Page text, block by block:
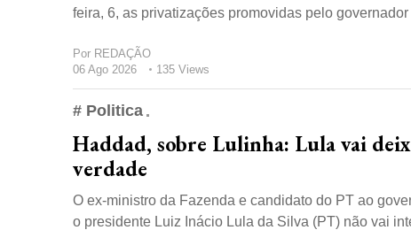
feira, 6, as privatizações promovidas pelo
Por REDAÇÃO
06 Ago 2026
135 Views
# Politica
Haddad, sobre Lulinha: Lula vai
verdade
O ex-ministro da Fazenda e candidato do PT ao
o presidente Luiz Inácio Lula da Silva (PT) não vai